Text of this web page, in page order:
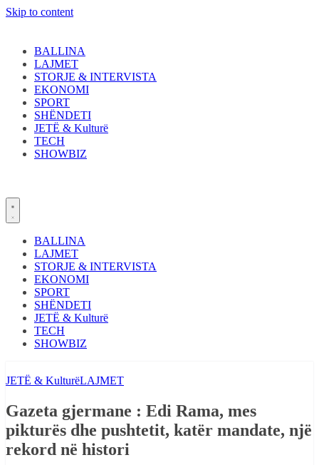
Skip to content
BALLINA
LAJMET
STORJE & INTERVISTA
EKONOMI
SPORT
SHËNDETI
JETË & Kulturë
TECH
SHOWBIZ
BALLINA
LAJMET
STORJE & INTERVISTA
EKONOMI
SPORT
SHËNDETI
JETË & Kulturë
TECH
SHOWBIZ
JETË & KulturëLAJMET
Gazeta gjermane : Edi Rama, mes
pikturës dhe pushtetit, katër mandate, një
rekord në histori